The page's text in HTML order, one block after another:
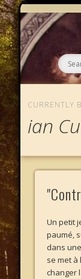
CURRENTLY
ian
Un petit
paumé,
dans
se met à
changer